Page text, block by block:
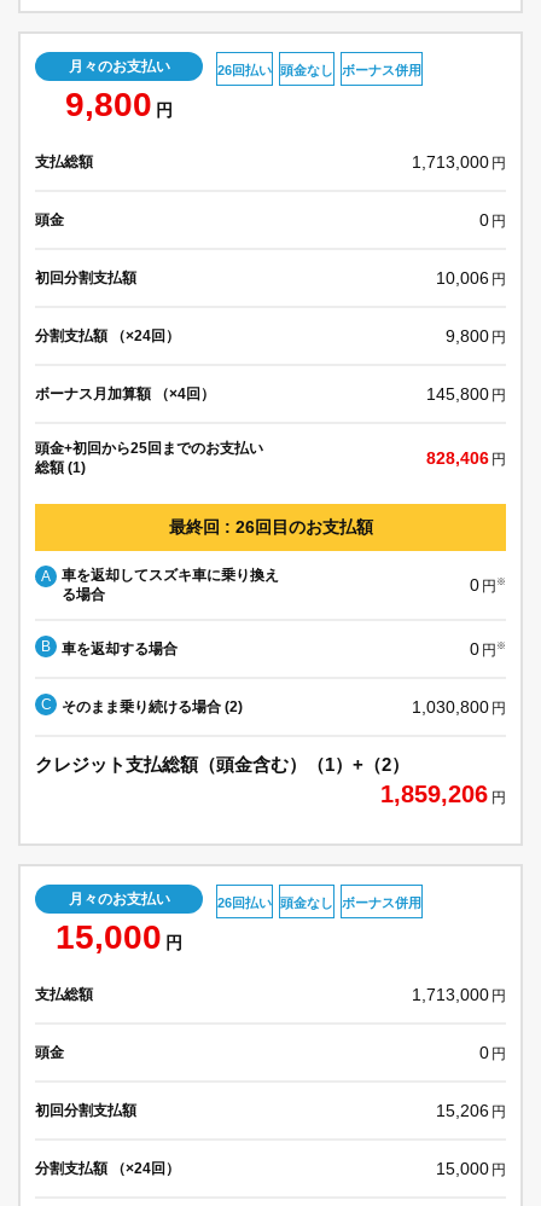
月々のお支払い
9,800 円
26回払い 頭金なし ボーナス併用
支払総額 1,713,000 円
頭金 0 円
初回分割支払額 10,006 円
分割支払額 （×24回） 9,800 円
ボーナス月加算額 （×4回） 145,800 円
頭金+初回から25回までのお支払い
総額 (1)
828,406 円
最終回 : 26回目のお支払額
A
車を返却してスズキ車に乗り換え
る場合
0 円 ※
B 車を返却する場合 0 円 ※
C そのまま乗り続ける場合 (2) 1,030,800 円
クレジット支払総額（頭金含む）（1）+（2）
1,859,206 円
月々のお支払い
15,000 円
26回払い 頭金なし ボーナス併用
支払総額 1,713,000 円
頭金 0 円
初回分割支払額 15,206 円
分割支払額 （×24回） 15,000 円